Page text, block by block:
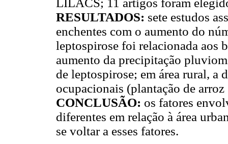
RESULTADOS: sete estudos
enchentes com o aumento do
leptospirose foi relacionada aos
aumento da precipitação
de leptospirose; em área rural, a
ocupacionais (plantação de
CONCLUSÃO: os fatores
diferentes em relação à área
se voltar a esses fatores.